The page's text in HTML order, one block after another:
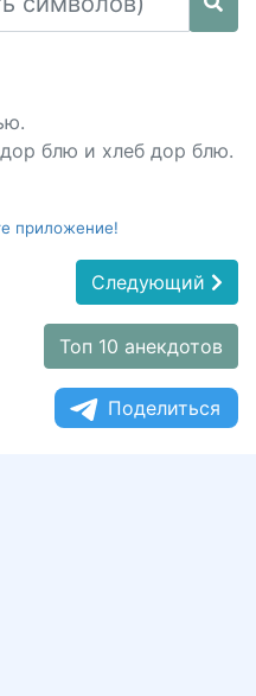
блю и хлеб дор блю.
приложение!
Следующий
Топ 10 анекдотов
Поделиться